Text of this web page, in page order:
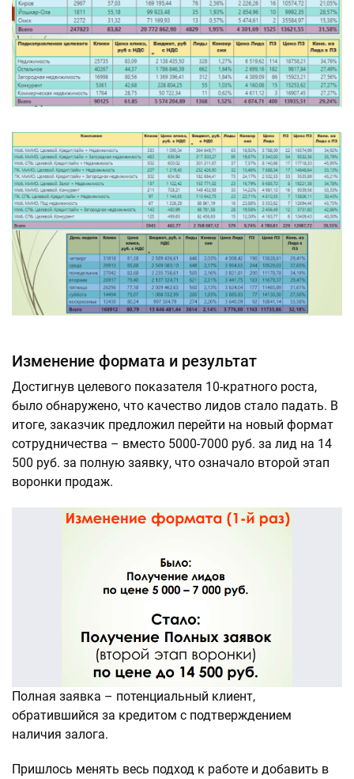
Изменение формата и результат
Достигнув целевого показателя 10-кратного роста,
было обнаружено, что качество лидов стало падать. В
итоге, заказчик предложил перейти на новый формат
сотрудничества – вместо 5000-7000 руб. за лид на 14
500 руб. за полную заявку, что означало второй этап
воронки продаж.
Полная заявка – потенциальный клиент,
обратившийся за кредитом с подтверждением
наличия залога.
Пришлось менять весь подход к работе и добавить в